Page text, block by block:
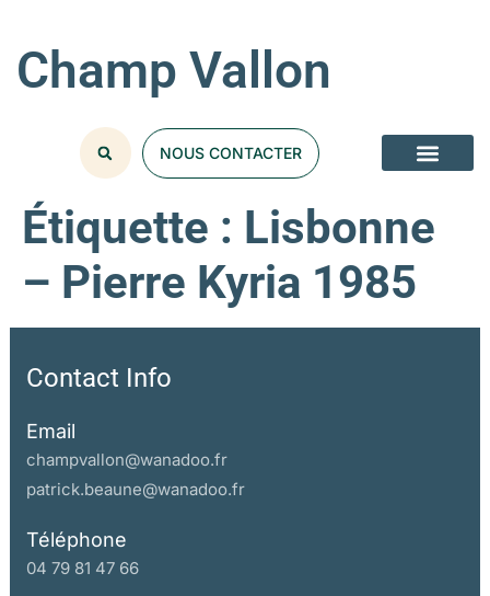
Champ Vallon
NOUS CONTACTER
Étiquette : Lisbonne
– Pierre Kyria 1985
Contact Info
Email
champvallon@wanadoo.fr
patrick.beaune@wanadoo.fr
Téléphone
04 79 81 47 66